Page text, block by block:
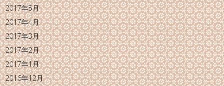
2017年5月
2017年4月
2017年3月
2017年2月
2017年1月
2016年12月